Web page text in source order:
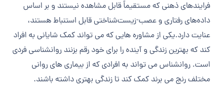
فرایندهای ذهنی که مستقیماً قابل مشاهده نیستند و بر اساس
داده‌های رفتاری و عصب-زیست‌شناختی قابل استنباط هستند،
عنایت دارد.یکی از مشاوره هایی که می تواند کمک شایانی به افراد
کند که بهترین زندگی و آینده را برای خود رقم بزنند روانشناسی فردی
است. روانشناس می تواند به افرادی که از بیماری های روانی
مختلف رنج می برند کمک کند تا زندگی بهتری داشته باشند.